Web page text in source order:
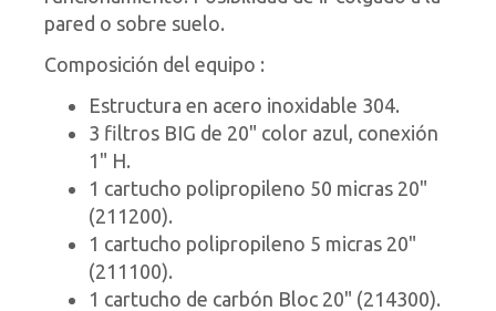
pared o sobre suelo.
Composición del equipo :
Estructura en acero inoxidable 304.
3 filtros BIG de 20" color azul, conexión
1" H.
1 cartucho polipropileno 50 micras 20"
(211200).
1 cartucho polipropileno 5 micras 20"
(211100).
1 cartucho de carbón Bloc 20" (214300).